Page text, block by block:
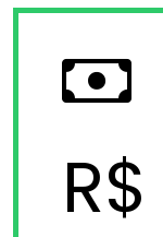
R$